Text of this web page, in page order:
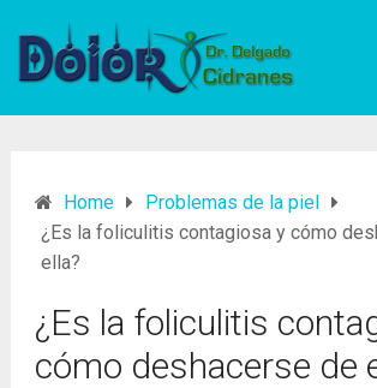
Home
Problemas de la piel
¿Es la foliculitis contagiosa y cómo
ella?
¿Es la foliculitis
cómo deshacerse de